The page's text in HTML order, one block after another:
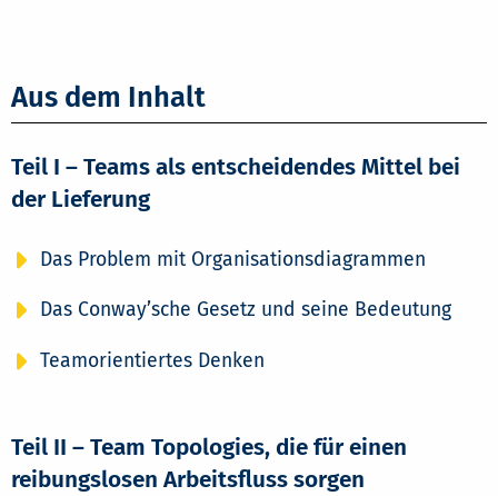
Aus dem Inhalt
Teil I – Teams als entscheidendes Mittel bei
der Lieferung
Das Problem mit Organisationsdiagrammen
Das Conway’sche Gesetz und seine Bedeutung
Teamorientiertes Denken
Teil II – Team Topologies, die für einen
reibungslosen Arbeitsfluss sorgen